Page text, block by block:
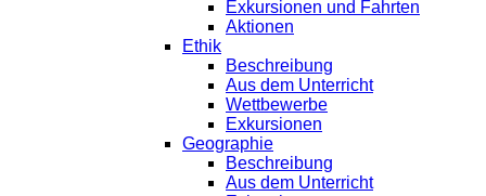
Exkursionen und Fahrten
Aktionen
Ethik
Beschreibung
Aus dem Unterricht
Wettbewerbe
Exkursionen
Geographie
Beschreibung
Aus dem Unterricht